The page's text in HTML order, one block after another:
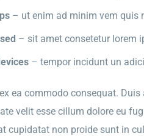
– ut enim ad minim vem quis
– sit amet consetetur lorem
– tempor incidunt un
ea commodo consequat. Duis
velit esse cillum dolore eu
cupidatat non proide sunt in